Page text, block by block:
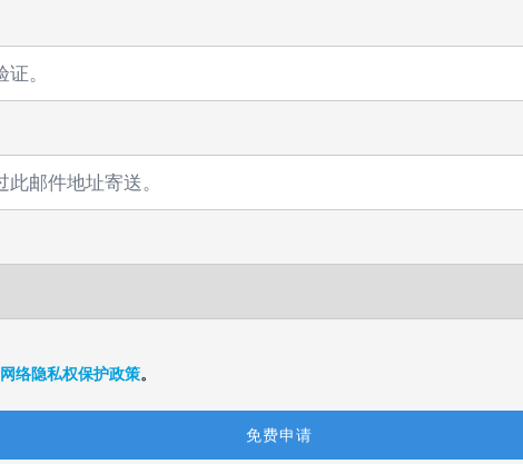
网络隐私权保护政策。